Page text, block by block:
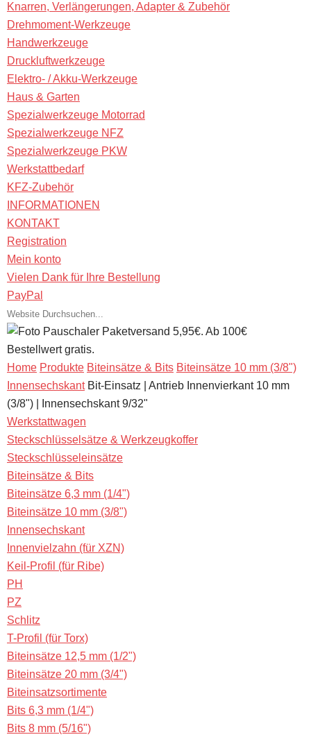
Knarren, Verlängerungen, Adapter & Zubehör
Drehmoment-Werkzeuge
Handwerkzeuge
Druckluftwerkzeuge
Elektro- / Akku-Werkzeuge
Haus & Garten
Spezialwerkzeuge Motorrad
Spezialwerkzeuge NFZ
Spezialwerkzeuge PKW
Werkstattbedarf
KFZ-Zubehör
INFORMATIONEN
KONTAKT
Registration
Mein konto
Vielen Dank für Ihre Bestellung
PayPal
Pauschaler Paketversand 5,95€. Ab 100€
Bestellwert gratis.
Home Produkte Biteinsätze & Bits Biteinsätze 10 mm (3/8")
Innensechskant Bit-Einsatz | Antrieb Innenvierkant 10 mm
(3/8") | Innensechskant 9/32"
Werkstattwagen
Steckschlüsselsätze & Werkzeugkoffer
Steckschlüsseleinsätze
Biteinsätze & Bits
Biteinsätze 6,3 mm (1/4")
Biteinsätze 10 mm (3/8")
Innensechskant
Innenvielzahn (für XZN)
Keil-Profil (für Ribe)
PH
PZ
Schlitz
T-Profil (für Torx)
Biteinsätze 12,5 mm (1/2")
Biteinsätze 20 mm (3/4")
Biteinsatzsortimente
Bits 6,3 mm (1/4")
Bits 8 mm (5/16")